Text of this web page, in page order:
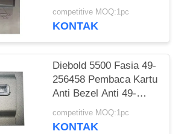
competitive MOQ:1pc
KONTAK
Diebold 5500 Fasia 49-
256458 Pembaca Kartu
Anti Bezel Anti 49-
256458-XXXC
49256458
competitive MOQ:1pc
KONTAK